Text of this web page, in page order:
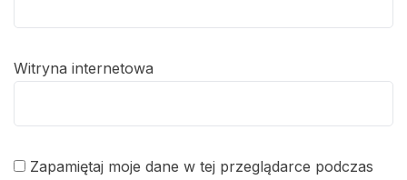
Witryna internetowa
Zapamiętaj moje dane w tej przeglądarce podczas